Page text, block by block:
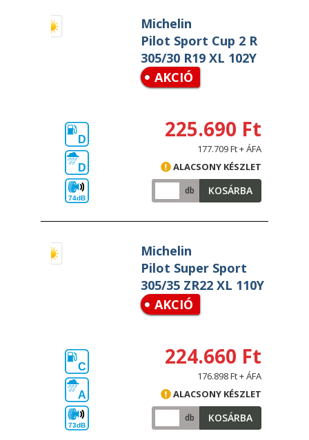
Michelin
Pilot Sport Cup 2 R
305/30 R19 XL 102Y
AKCIÓ
D
D
74dB
225.690 Ft
177.709 Ft + ÁFA
ALACSONY KÉSZLET
db KOSÁRBA
Michelin
Pilot Super Sport
305/35 ZR22 XL 110Y
AKCIÓ
C
A
73dB
224.660 Ft
176.898 Ft + ÁFA
ALACSONY KÉSZLET
db KOSÁRBA